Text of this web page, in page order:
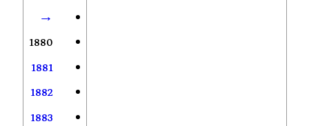
→
1880
1881
1882
1883